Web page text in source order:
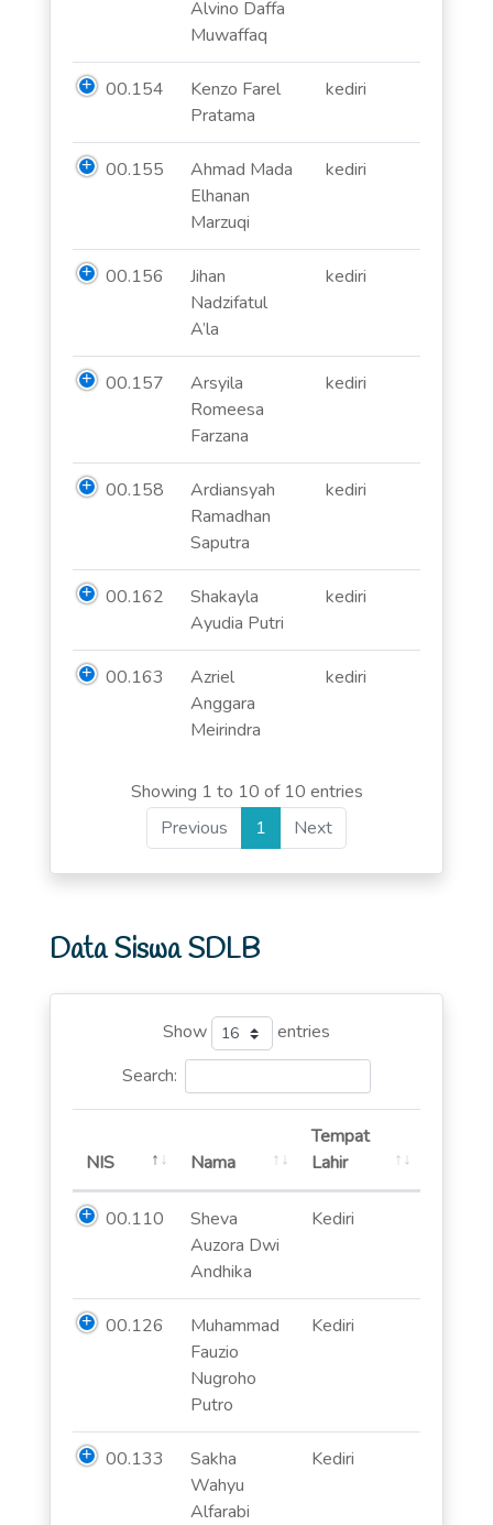
Alvino Daffa
Muwaffaq
00.154
Kenzo Farel
Pratama
kediri
00.155
Ahmad Mada
Elhanan
Marzuqi
kediri
00.156
Jihan
Nadzifatul
A’la
kediri
00.157
Arsyila
Romeesa
Farzana
kediri
00.158
Ardiansyah
Ramadhan
Saputra
kediri
00.162
Shakayla
Ayudia Putri
kediri
00.163
Azriel
Anggara
Meirindra
kediri
Showing 1 to 10 of 10 entries
Previous
1 Next
Data Siswa SDLB
Show
entries
Search:
NIS Nama
Tempat
Lahir
00.110
Sheva
Auzora Dwi
Andhika
Kediri
00.126
Muhammad
Fauzio
Nugroho
Putro
Kediri
00.133
Sakha
Wahyu
Alfarabi
Kediri